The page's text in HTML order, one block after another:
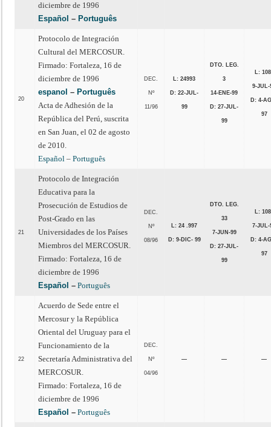
diciembre de 1996
Español – Português
20
Protocolo de Integración
Cultural del MERCOSUR.
Firmado: Fortaleza, 16 de
diciembre de 1996
espanol – Português
Acta de Adhesión de la
República del Perú, suscrita
en San Juan, el 02 de agosto
de 2010.
Español–Português
DEC.
Nº
11/96
L: 24993
D: 22-JUL-
99
DTO. LEG.
3
14-ENE-99
D: 27-JUL-
99
L:
9-JUL-
D: 4-
97
21
Protocolo de Integración
Educativa para la
Prosecución de Estudios de
Post-Grado en las
Universidades de los Países
Miembros del MERCOSUR.
Firmado: Fortaleza, 16 de
diciembre de 1996
Español – Português
DEC.
Nº
08/96
L: 24 .997
D: 9-DIC- 99
DTO. LEG.
33
7-JUN-99
D: 27-JUL-
99
L:
7-JUL-
D: 4-
97
22
Acuerdo de Sede entre el
Mercosur y la República
Oriental del Uruguay para el
Funcionamiento de la
Secretaría Administrativa del
MERCOSUR.
Firmado: Fortaleza, 16 de
diciembre de 1996
Español – Português
DEC.
Nº
04/96
— — —